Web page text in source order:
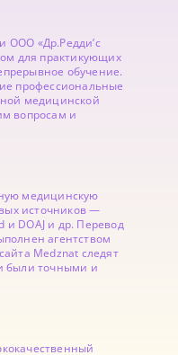
ООО «Др.Редди’с
для практикующих
обучение.
профессиональные
медицинской
вопросам и
медицинскую
источников —
и DOAJ и др. Перевод
агентством
Medznat следят
были точными и